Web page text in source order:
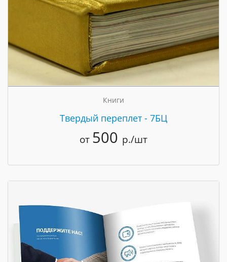
Книги
Твердый переплет - 7БЦ
от 500 р./шт